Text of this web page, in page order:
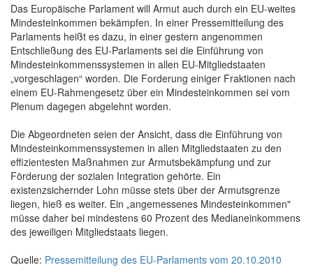
Das Europäische Parlament will Armut auch durch ein EU-weites
Mindesteinkommen bekämpfen. In einer Pressemitteilung des
Parlaments heißt es dazu, in einer gestern angenommen
Entschließung des EU-Parlaments sei die Einführung von
Mindesteinkommenssystemen in allen EU-Mitgliedstaaten
„vorgeschlagen“ worden. Die Forderung einiger Fraktionen nach
einem EU-Rahmengesetz über ein Mindesteinkommen sei vom
Plenum dagegen abgelehnt worden.
Die Abgeordneten seien der Ansicht, dass die Einführung von
Mindesteinkommenssystemen in allen Mitgliedstaaten zu den
effizientesten Maßnahmen zur Armutsbekämpfung und zur
Förderung der sozialen Integration gehörte. Ein
existenzsichernder Lohn müsse stets über der Armutsgrenze
liegen, hieß es weiter. Ein „angemessenes Mindesteinkommen"
müsse daher bei mindestens 60 Prozent des Medianeinkommens
des jeweiligen Mitgliedstaats liegen.
Quelle: Pressemitteilung des EU-Parlaments vom 20.10.2010